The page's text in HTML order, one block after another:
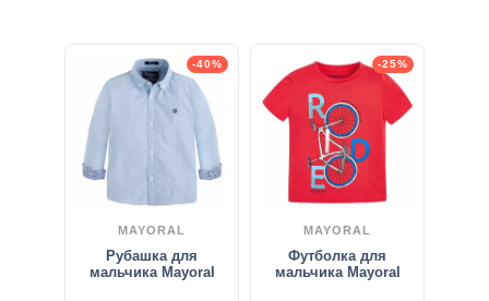
-40%
MAYORAL
Рубашка для
мальчика Mayoral
-25%
MAYORAL
Футболка для
мальчика Mayoral